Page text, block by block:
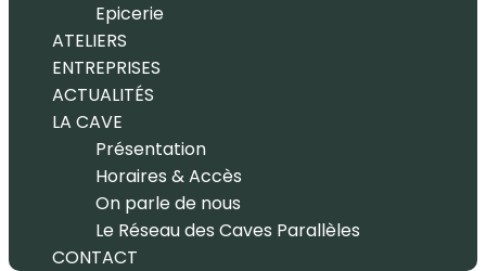
Epicerie
ATELIERS
ENTREPRISES
ACTUALITÉS
LA CAVE
Présentation
Horaires & Accès
On parle de nous
Le Réseau des Caves Parallèles
CONTACT